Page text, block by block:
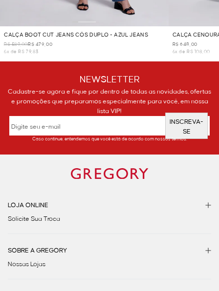
CALÇA BOOT CUT JEANS CÓS DUPLO - AZUL JEANS
R$ 589,00R$ 479,00
6x de R$ 79,83
CALÇA
R$ 648,00
6x de R$ 108,00
NEWSLETTER
Cadastre-se agora e fique por dentro de todas as novidades, ofertas
e promoções que preparamos especialmente para você, em nossa
lista VIP!
INSCREVA-
SE
Caso continue, entendemos que você está de acordo com nossos termos.
LOJA ONLINE
Solicite Sua Troca
SOBRE A GREGORY
Nossas Lojas